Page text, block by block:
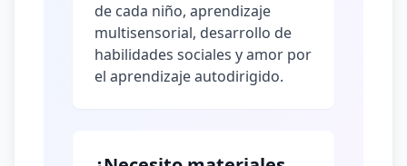
de cada niño, aprendizaje
multisensorial, desarrollo de
habilidades sociales y amor por
el aprendizaje autodirigido.